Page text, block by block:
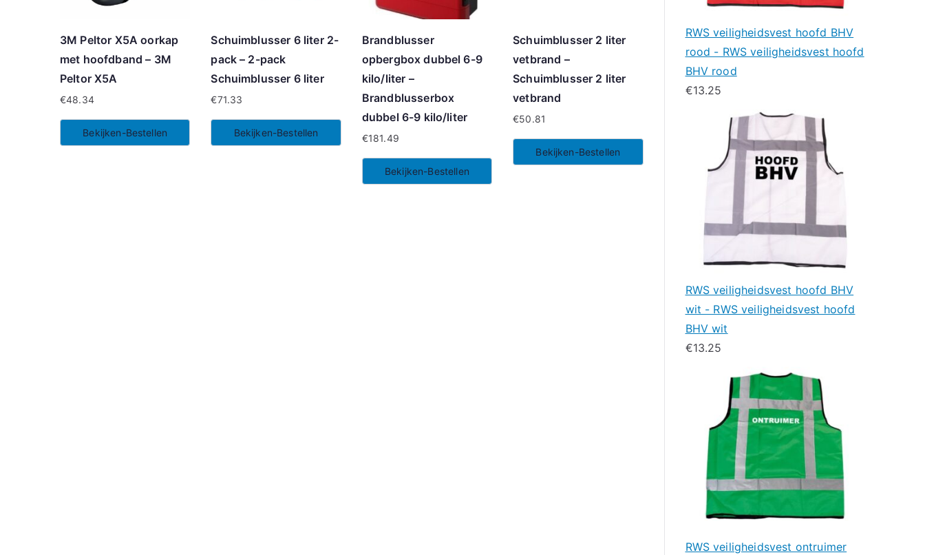
3M Peltor X5A oorkap
met hoofdband – 3M
Peltor X5A
€48.34
Bekijken-Bestellen
Schuimblusser 6 liter 2-
pack – 2-pack
Schuimblusser 6 liter
€71.33
Bekijken-Bestellen
Brandblusser
opbergbox dubbel 6-9
kilo/liter –
Brandblusserbox
dubbel 6-9 kilo/liter
€181.49
Bekijken-Bestellen
Schuimblusser 2 liter
vetbrand –
Schuimblusser 2 liter
vetbrand
€50.81
Bekijken-Bestellen
RWS veiligheidsvest hoofd BHV
rood - RWS veiligheidsvest hoofd
BHV rood
€13.25
RWS veiligheidsvest hoofd BHV
wit - RWS veiligheidsvest hoofd
BHV wit
€13.25
RWS veiligheidsvest ontruimer